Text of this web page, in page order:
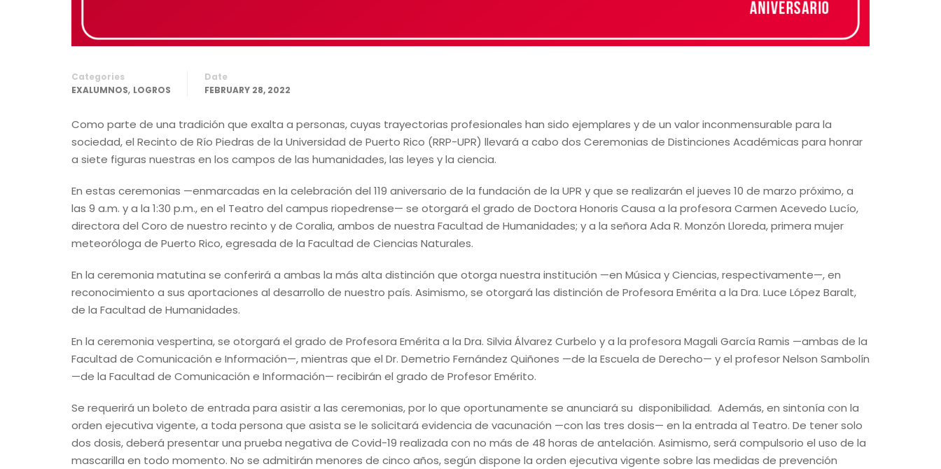
Categories
EXALUMNOS, LOGROS
Date
FEBRUARY 28, 2022
Como parte de una tradición que exalta a personas, cuyas trayectorias profesionales han sido ejemplares y de un valor inconmensurable para la
sociedad, el Recinto de Río Piedras de la Universidad de Puerto Rico (RRP-UPR) llevará a cabo dos Ceremonias de Distinciones Académicas para honrar
a siete figuras nuestras en los campos de las humanidades, las leyes y la ciencia.
En estas ceremonias —enmarcadas en la celebración del 119 aniversario de la fundación de la UPR y que se realizarán el jueves 10 de marzo próximo, a
las 9 a.m. y a la 1:30 p.m., en el Teatro del campus riopedrense— se otorgará el grado de Doctora Honoris Causa a la profesora Carmen Acevedo Lucío,
directora del Coro de nuestro recinto y de Coralia, ambos de nuestra Facultad de Humanidades; y a la señora Ada R. Monzón Lloreda, primera mujer
meteoróloga de Puerto Rico, egresada de la Facultad de Ciencias Naturales.
En la ceremonia matutina se conferirá a ambas la más alta distinción que otorga nuestra institución —en Música y Ciencias, respectivamente—, en
reconocimiento a sus aportaciones al desarrollo de nuestro país. Asimismo, se otorgará las distinción de Profesora Emérita a la Dra. Luce López Baralt,
de la Facultad de Humanidades.
En la ceremonia vespertina, se otorgará el grado de Profesora Emérita a la Dra. Silvia Álvarez Curbelo y a la profesora Magali García Ramis —ambas de la
Facultad de Comunicación e Información—, mientras que el Dr. Demetrio Fernández Quiñones —de la Escuela de Derecho— y el profesor Nelson Sambolín
—de la Facultad de Comunicación e Información— recibirán el grado de Profesor Emérito.
Se requerirá un boleto de entrada para asistir a las ceremonias, por lo que oportunamente se anunciará su disponibilidad. Además, en sintonía con la
orden ejecutiva vigente, a toda persona que asista se le solicitará evidencia de vacunación —con las tres dosis— en la entrada al Teatro. De tener solo
dos dosis, deberá presentar una prueba negativa de Covid-19 realizada con no más de 48 horas de antelación. Asimismo, será compulsorio el uso de la
mascarilla en todo momento. No se admitirán menores de cinco años, según dispone la orden ejecutiva vigente sobre las medidas de prevención